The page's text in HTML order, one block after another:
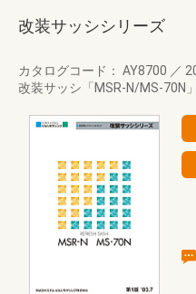
改装サッシシリーズ
カタログコード： AY8700 ／
改装サッシ「MSR-N/MS-70N